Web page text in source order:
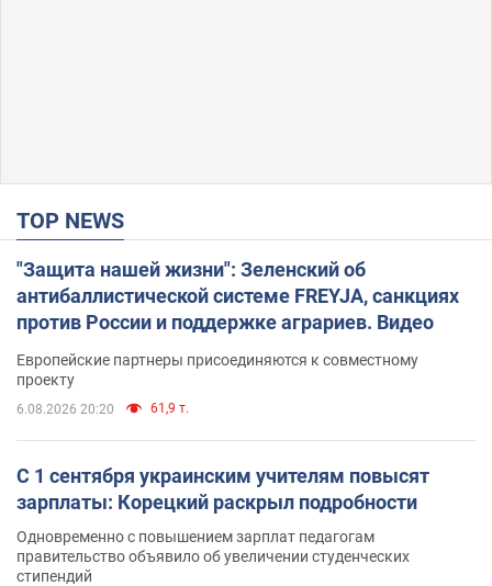
TOP NEWS
"Защита нашей жизни": Зеленский об
антибаллистической системе FREYJA, санкциях
против России и поддержке аграриев. Видео
Европейские партнеры присоединяются к совместному
проекту
6.08.2026 20:20 61,9 т.
С 1 сентября украинским учителям повысят
зарплаты: Корецкий раскрыл подробности
Одновременно с повышением зарплат педагогам
правительство объявило об увеличении студенческих
стипендий